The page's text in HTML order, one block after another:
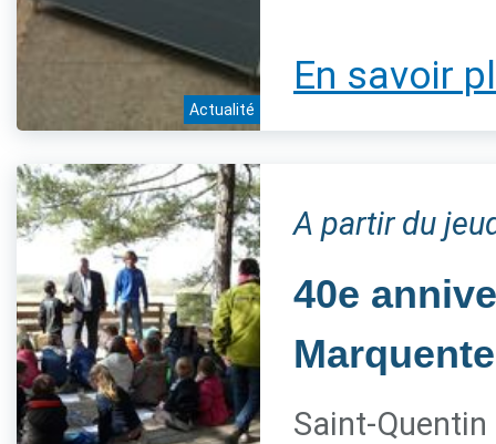
Actualité
En savoir
A partir du
40e
Saint-